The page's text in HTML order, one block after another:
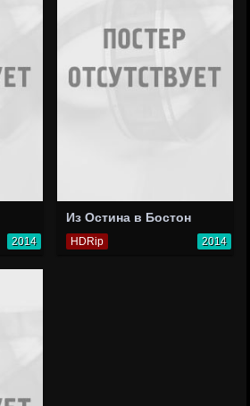
2014
Из Остина в Бостон
HDRip 2014